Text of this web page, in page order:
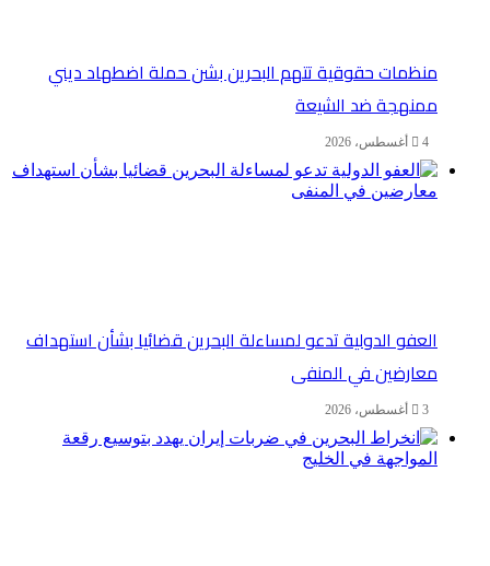
منظمات حقوقية تتهم البحرين بشن حملة اضطهاد ديني
ممنهجة ضد الشيعة
4 أغسطس، 2026
العفو الدولية تدعو لمساءلة البحرين قضائيا بشأن استهداف
معارضين في المنفى
3 أغسطس، 2026